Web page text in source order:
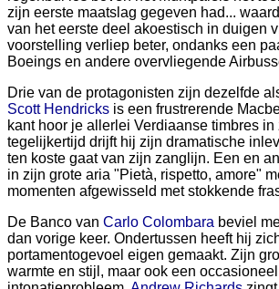
zijn eerste maatslag gegeven had...
van het eerste deel akoestisch in duigen
voorstelling verliep beter, ondanks een
Boeings en andere overvliegende
Drie van de protagonisten zijn dezelfde
Scott Hendricks is een frustrerende
kant hoor je allerlei Verdiaanse timbres in
tegelijkertijd drijft hij zijn dramatische
ten koste gaat van zijn zanglijn. Een en
in zijn grote aria "Pietà, rispetto, amore"
momenten afgewisseld met stokkende
De Banco van Carlo Colombara beviel
dan vorige keer. Ondertussen heeft hij
portamentogevoel eigen gemaakt. Zijn
warmte en stijl, maar ook een occasioneel